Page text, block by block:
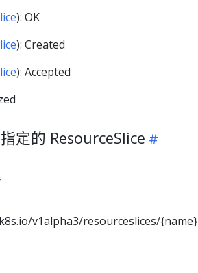
): OK
): Created
): Accepted
定的 ResourceSlice
v1alpha3/resourceslices/{name}